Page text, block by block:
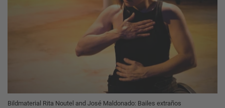
Bildmaterial Rita Noutel and José Maldonado: Bailes extraños